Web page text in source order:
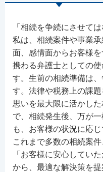
「相続を争続にさせては
私は、相続案件や事業
面、感情面からお客様
携わる弁護士としての
す。生前の相続準備は
す。法律や税務上の課
思いを最大限に活かし
で、相続発生後、万が
も、お客様の状況に応
これまで多数の相続案
「お客様に安心してい
から、最適な解決策を